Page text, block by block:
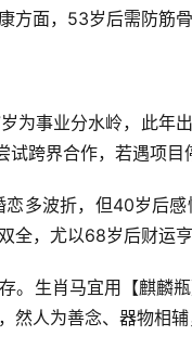
方面，53岁后需防筋
为事业分水岭，此年
试跨界合作，若遇项
多波折，但40岁后
全，尤以68岁后财运
。生肖马宜用【麒麟
然人为善念、器物相辅